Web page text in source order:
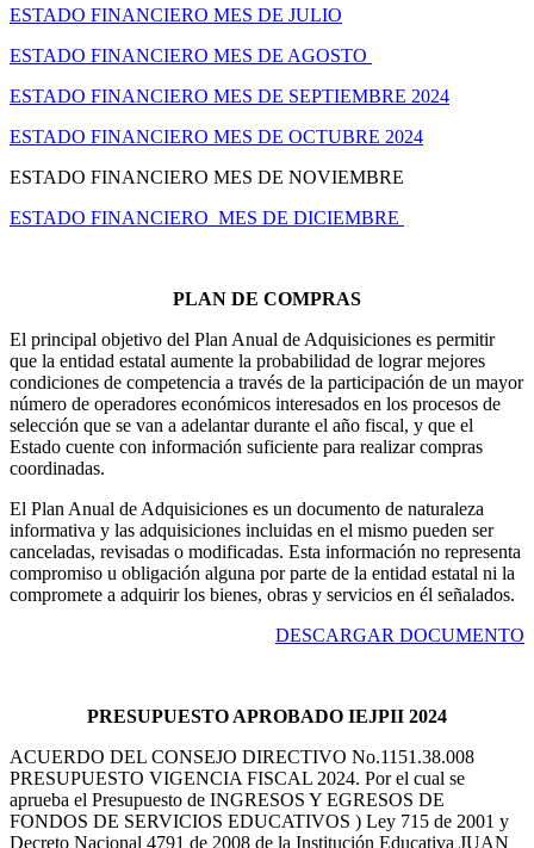
ESTADO FINANCIERO MES DE JULIO
ESTADO FINANCIERO MES DE AGOSTO
ESTADO FINANCIERO MES DE SEPTIEMBRE 2024
ESTADO FINANCIERO MES DE OCTUBRE 2024
ESTADO FINANCIERO MES DE NOVIEMBRE
ESTADO FINANCIERO MES DE DICIEMBRE
PLAN DE COMPRAS
El principal objetivo del Plan Anual de Adquisiciones es permitir
que la entidad estatal aumente la probabilidad de lograr mejores
condiciones de competencia a través de la participación de un mayor
número de operadores económicos interesados en los procesos de
selección que se van a adelantar durante el año fiscal, y que el
Estado cuente con información suficiente para realizar compras
coordinadas.
El Plan Anual de Adquisiciones es un documento de naturaleza
informativa y las adquisiciones incluidas en el mismo pueden ser
canceladas, revisadas o modificadas. Esta información no representa
compromiso u obligación alguna por parte de la entidad estatal ni la
compromete a adquirir los bienes, obras y servicios en él señalados.
DESCARGAR DOCUMENTO
PRESUPUESTO APROBADO IEJPII 2024
ACUERDO DEL CONSEJO DIRECTIVO No.1151.38.008
PRESUPUESTO VIGENCIA FISCAL 2024. Por el cual se
aprueba el Presupuesto de INGRESOS Y EGRESOS DE
FONDOS DE SERVICIOS EDUCATIVOS ) Ley 715 de 2001 y
Decreto Nacional 4791 de 2008 de la Institución Educativa JUAN